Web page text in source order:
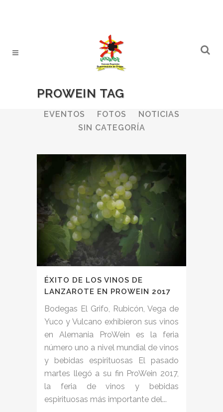
PROWEIN TAG
ALL BODEGAS
EVENTOS
FOTOS
NOTICIAS
SIN CATEGORÍA
ÉXITO DE LOS VINOS DE
LANZAROTE EN PROWEIN 2017
Bodegas El Grifo, Rubicón, Vega de
Yuco y Vulcano exhibieron sus vinos
en Alemania ProWein es la feria
número uno a nivel mundial de vinos
y bebidas espirituosas El pasado
martes llegó a su fin ProWein 2017,
la feria de vinos y bebidas
espirituosas más importante del...